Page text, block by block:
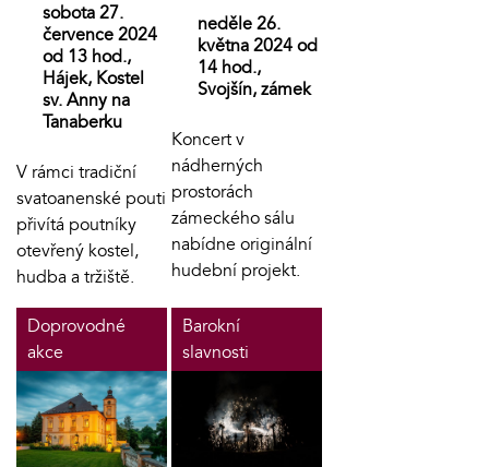
sobota 27.
července 2024
od 13 hod.,
Hájek, Kostel
sv. Anny na
Tanaberku
V rámci tradiční
svatoanenské pouti
přivítá poutníky
otevřený kostel,
hudba a tržiště.
neděle 26.
května 2024 od
14 hod.,
Svojšín, zámek
Koncert v
nádherných
prostorách
zámeckého sálu
nabídne originální
hudební projekt.
Doprovodné
akce
Barokní
slavnosti